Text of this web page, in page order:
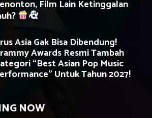
Film Lain Ketinggalan
Asia Gak Bisa Dibendung!
Awards Resmi Tambah
“Best Asian Pop Music
Untuk Tahun 2027!
NOW